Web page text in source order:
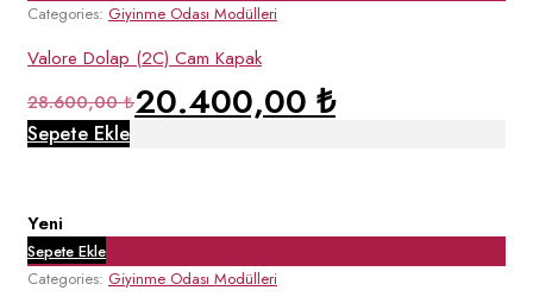
Categories: Giyinme Odası Modülleri
Valore Dolap (2C) Cam Kapak
28.600,00₺20.400,00 ₺
Sepete Ekle
Yeni
Sepete Ekle
Categories: Giyinme Odası Modülleri